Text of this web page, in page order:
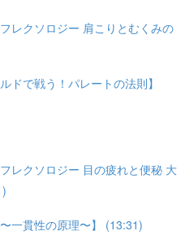
レクソロジー 肩こりとむくみの
ドで戦う！パレートの法則】
レクソロジー 目の疲れと便秘 大
一貫性の原理〜】 (13:31)